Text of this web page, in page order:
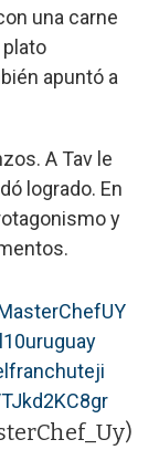
una carne
plato
apuntó a
A Tav le
logrado. En
y